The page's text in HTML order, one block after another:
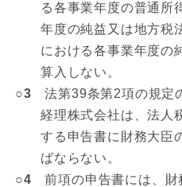
る各事業年度の普通所
年度の純益又は地方税
における各事業年度の
算入しない。
○3 法第39条第2項の規定
経理株式会社は、法人
する申告書に財務大臣
ばならない。
○4 前項の申告書には、財